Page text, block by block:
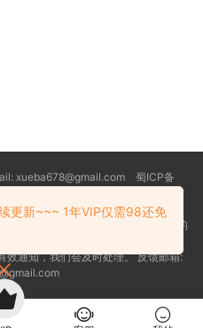
xueba678@gmail.com 蜀ICP备
本站推荐浏览器：Edge浏览器
友分享,仅供大家学习交流,不对资料的
性负责！
效通知，我们会及时处理。 反馈邮箱:
更新~~~ 1年VIP仅需98还免